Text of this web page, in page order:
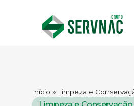
Início » Limpeza e